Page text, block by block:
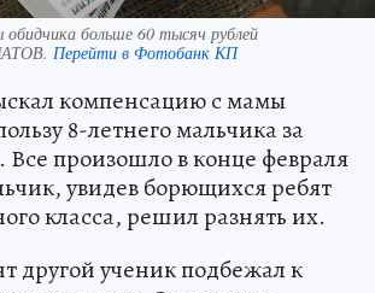
больше 60 тысяч рублей
Перейти в Фотобанк КП
компенсацию с мамы
8-летнего мальчика за
Все произошло в конце февраля
увидев борющихся ребят
класса, решил разнять их.
другой ученик подбежал к